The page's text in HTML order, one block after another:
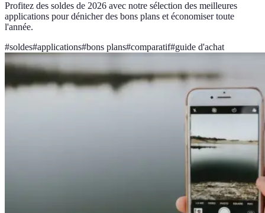
Profitez des soldes de 2026 avec notre sélection des meilleures
applications pour dénicher des bons plans et économiser toute
l'année.
#soldes#applications#bons plans#comparatif#guide d'achat